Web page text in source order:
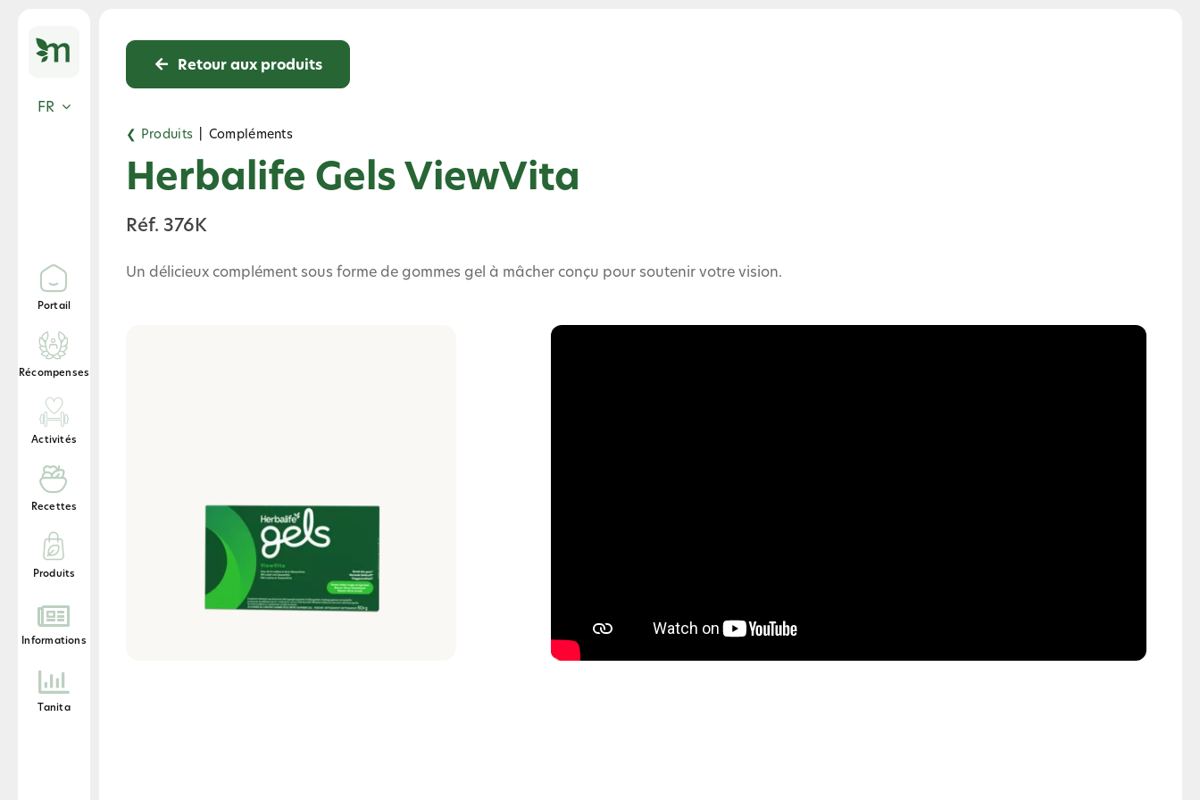
content
FR
Portail
Récompenses
Activités
Recettes
Produits
Informations
Tanita
Retour aux produits
❮ Produits Compléments
Herbalife Gels ViewVita
Réf. 376K
Un délicieux complément sous forme de gommes gel à mâcher conçu pour soutenir votre vision.